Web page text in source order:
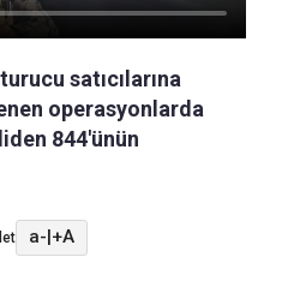
satıcılarına
operasyonlarda
844'ünün
a-|+A